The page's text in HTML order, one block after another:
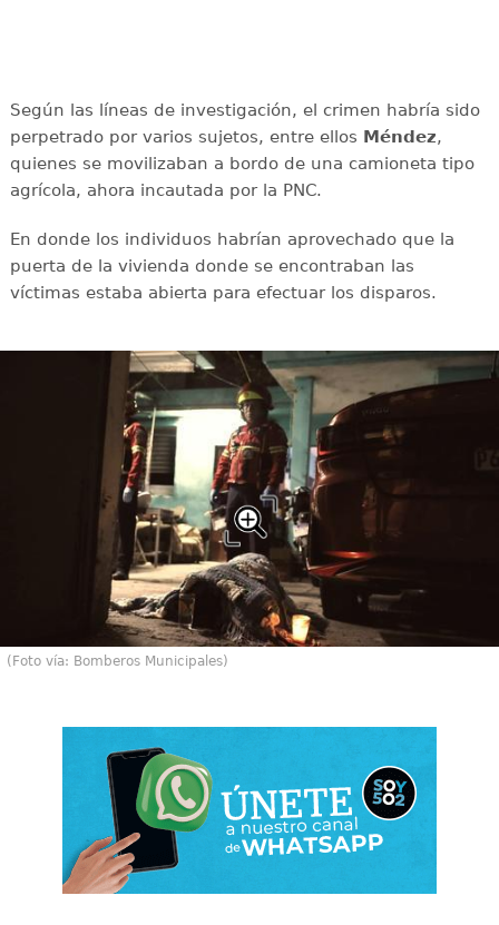
Según las líneas de investigación, el crimen habría sido
perpetrado por varios sujetos, entre ellos Méndez,
quienes se movilizaban a bordo de una camioneta tipo
agrícola, ahora incautada por la PNC.
En donde los individuos habrían aprovechado que la
puerta de la vivienda donde se encontraban las
víctimas estaba abierta para efectuar los disparos.
(Foto vía: Bomberos Municipales)